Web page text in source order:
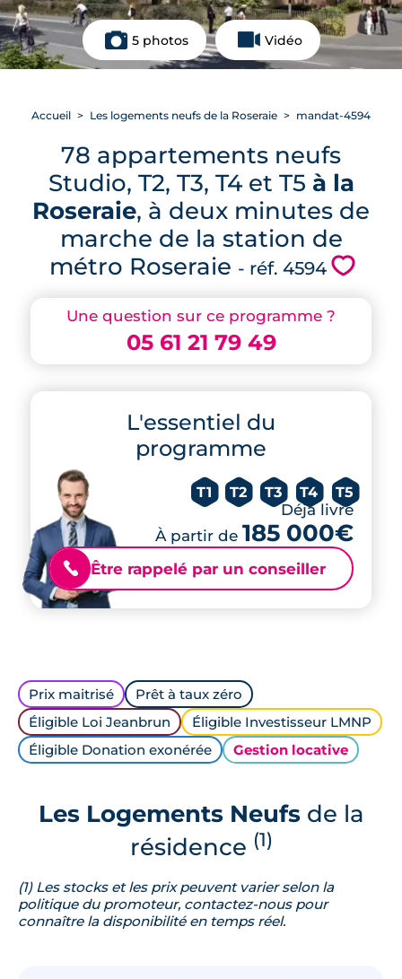
5 photos Vidéo
Une question sur ce programme ?
05 61 21 79 49
L'essentiel du
programme
T1 T2 T3 T4 T5
Déjà livré
À partir de 185 000€
📞 Être rappelé par un conseiller
Accueil Les logements neufs de la Roseraie mandat-4594
78 appartements neufs
Studio, T2, T3, T4 et T5 à la
Roseraie, à deux minutes de
marche de la station de
métro Roseraie - réf. 4594 💗
Prix maitrisé
Prêt à taux zéro
Éligible Loi Jeanbrun
Éligible Investisseur LMNP
Éligible Donation exonérée
Gestion locative
Les Logements Neufsde la
résidence (1)
(1) Les stocks et les prix peuvent varier selon la
politique du promoteur, contactez-nous pour
connaître la disponibilité en temps réel.